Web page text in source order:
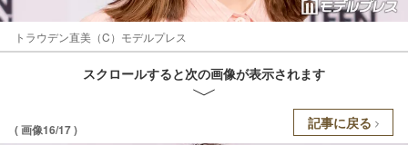
トラウデン直美（C）モデルプレス
スクロールすると次の画像が表示されます
( 画像16/17 ) 記事に戻る